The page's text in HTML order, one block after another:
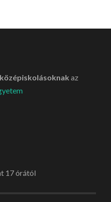
középiskolásoknak az
17 órától